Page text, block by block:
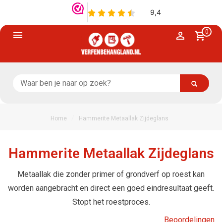
0
Home Hammerite Metaallak Zijdeglans
Hammerite Metaallak Zijdeglans
Metaallak die zonder primer of grondverf op roest kan
worden aangebracht en direct een goed eindresultaat geeft.
Stopt het roestproces.
Beoordelingen